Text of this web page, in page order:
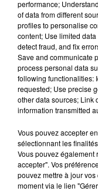
performance;
of data from different
profiles to personalise
content; Use limited
detect fraud, and fix
Save and communicate
process personal data
following functionalities:
requested; Use precise
other data sources; Link
information transmitted
Vous pouvez accepter
sélectionnant les
Vous pouvez également
accepter". Vos
pouvez mettre à jour
moment via le lien